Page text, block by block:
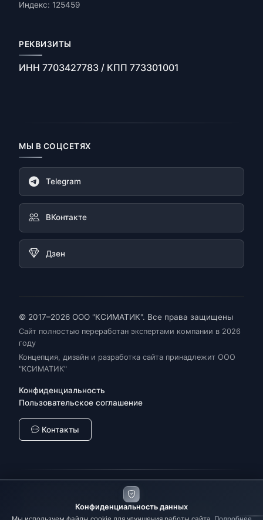
Индекс: 125459
РЕКВИЗИТЫ
ИНН 7703427783 / КПП 773301001
МЫ В СОЦСЕТЯХ
Telegram
ВКонтакте
Дзен
© 2017–2026 ООО "КСИМАТИК". Все права защищены
Сайт полностью переработан экспертами компании в 2026
году
Концепция, дизайн и разработка сайта принадлежит ООО
"КСИМАТИК"
Конфиденциальность
Пользовательское соглашение
Контакты
Промышленная автоматизация
Цифровая трансформация SCADA/MES
Конфиденциальность данных